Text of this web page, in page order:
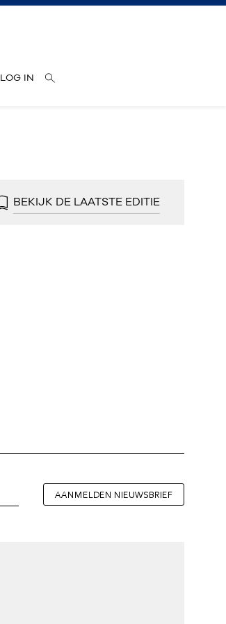
LOG IN
BEKIJK DE LAATSTE EDITIE
AANMELDEN NIEUWSBRIEF